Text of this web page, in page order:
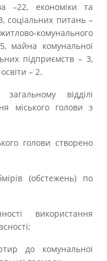
–22, економіки та
соціальних питань –
комунального
майна комунальної
підприємств – 3,
– 2.
відділі
міського голови з
голови створено
(обстежень) по
використання
до комунальної